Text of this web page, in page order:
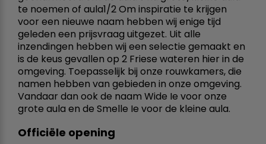
te noemen of aula1/2 Om inspiratie te krijgen
voor een nieuwe naam hebben wij enige tijd
geleden een prijsvraag uitgezet. Uit alle
inzendingen hebben wij een selectie gemaakt en
is de keus gevallen op 2 Friese wateren hier in de
omgeving. Toepasselijk bij onze rouwkamers, die
namen hebben van gebieden in onze omgeving.
Vandaar dan ook de naam Wide Ie voor onze
grote aula en de Smelle Ie voor de kleine aula.
Officiële opening